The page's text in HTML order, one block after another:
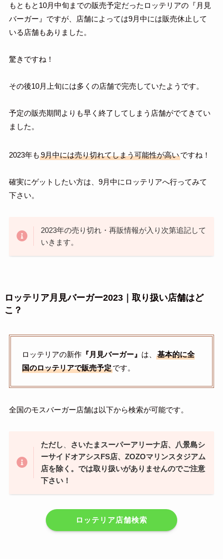
もともと10月中旬までの販売予定だったロッテリアの『月見
バーガー』ですが、店舗によっては9月中には販売休止して
いる店舗もありました。
驚きですね！
その後10月上旬には多くの店舗で完売していたようです。
予定の販売期間よりも早く終了してしまう店舗がでてきてい
ました。
2023年も 9月中には売り切れてしまう可能性が高いですね！
確実にゲットしたい方は、9月中にロッテリアへ行ってみて
下さい。
2023年の売り切れ・再販情報が入り次第追記して
いきます。
ロッテリア月見バーガー2023｜取り扱い店舗はど
こ？
ロッテリアの新作 『月見バーガー』 は、基本的に全
国のロッテリアで販売予定です。
全国のモスバーガー店舗は以下から検索が可能です。
ただし
さいたまスーパーアリーナ店、八景島シ
ーサイドオアシスFS店、ZOZOマリンスタジアム
店を除く。では取り扱いがありませんのでご注意
下さい！
ロッテリア店舗検索